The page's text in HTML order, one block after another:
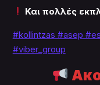
Και πολλές
#kollintzas #asep
#viber_group